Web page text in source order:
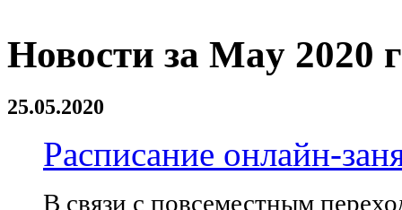
Новости за May 2020
25.05.2020
Расписание онлайн-
В связи с повсеместным